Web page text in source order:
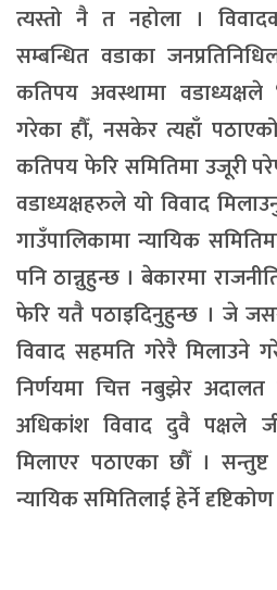
त्यस्तो नै त नहोला ।
सम्बन्धित वडाका
कतिपय अवस्थामा वडाध्यक्षले
गरेका हौँ, नसकेर त्यहाँ
कतिपय फेरि समितिमा उजूरी
वडाध्यक्षहरुले यो विवाद
गाउँपालिकामा न्यायिक
पनि ठान्नुहुन्छ । बेकारमा
फेरि यतै पठाइदिनुहुन्छ । जे
विवाद सहमति गरेरै मिलाउने
निर्णयमा चित्त नबुझेर
अधिकांश विवाद दुवै पक्षले
मिलाएर पठाएका छौँ ।
न्यायिक समितिलाई हेर्ने